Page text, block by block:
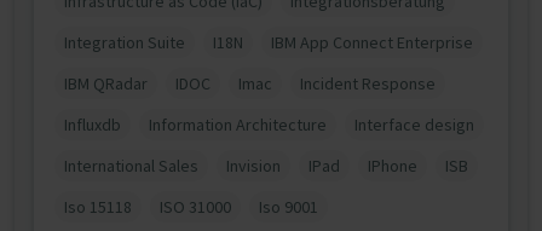
Integration Suite
I18N
IBM App Connect Enterprise
IBM QRadar
IDOC Imac
Incident Response
Influxdb
Information Architecture
Interface design
International Sales
Invision IPad IPhone
ISB
Iso 15118
ISO 31000
Iso 9001